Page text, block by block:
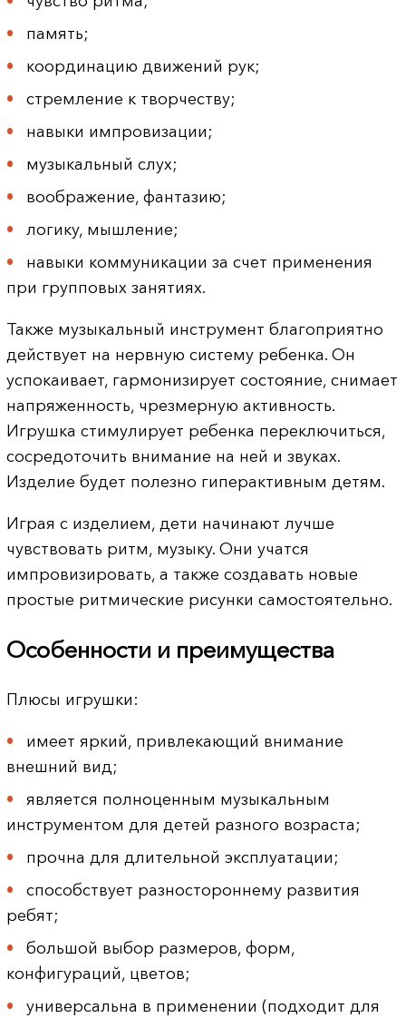
память;
координацию движений рук;
стремление к творчеству;
навыки импровизации;
музыкальный слух;
воображение, фантазию;
логику, мышление;
навыки коммуникации за счет применения
при групповых занятиях.
Также музыкальный инструмент благоприятно
действует на нервную систему ребенка. Он
успокаивает, гармонизирует состояние, снимает
напряженность, чрезмерную активность.
Игрушка стимулирует ребенка переключиться,
сосредоточить внимание на ней и звуках.
Изделие будет полезно гиперактивным детям.
Играя с изделием, дети начинают лучше
чувствовать ритм, музыку. Они учатся
импровизировать, а также создавать новые
простые ритмические рисунки самостоятельно.
Особенности и преимущества
Плюсы игрушки:
имеет яркий, привлекающий внимание
внешний вид;
является полноценным музыкальным
инструментом для детей разного возраста;
прочна для длительной эксплуатации;
способствует разностороннему развития
ребят;
большой выбор размеров, форм,
конфигураций, цветов;
универсальна в применении (подходит для